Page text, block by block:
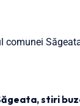
comunei
,stiri